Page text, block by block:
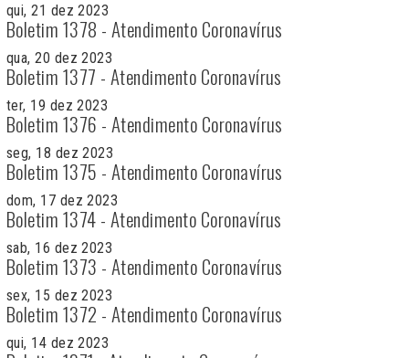
qui, 21 dez 2023
Boletim 1378 - Atendimento Coronavírus
qua, 20 dez 2023
Boletim 1377 - Atendimento Coronavírus
ter, 19 dez 2023
Boletim 1376 - Atendimento Coronavírus
seg, 18 dez 2023
Boletim 1375 - Atendimento Coronavírus
dom, 17 dez 2023
Boletim 1374 - Atendimento Coronavírus
sab, 16 dez 2023
Boletim 1373 - Atendimento Coronavírus
sex, 15 dez 2023
Boletim 1372 - Atendimento Coronavírus
qui, 14 dez 2023